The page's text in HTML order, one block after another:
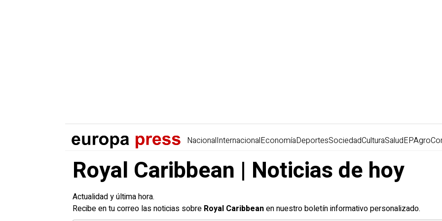
NacionalInternacionalEconomíaDeportesSociedadCulturaSaludEPAgro
Royal Caribbean | Noticias de hoy
Actualidad y última hora.
Recibe en tu correo las noticias sobre Royal Caribbeanen nuestro boletín informativo personalizado.